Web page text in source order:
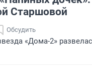
Старшовой
Обсудить
«Дома-2»